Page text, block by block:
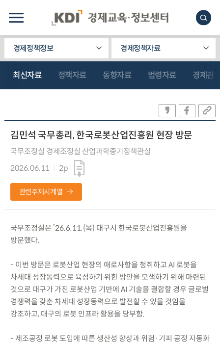
경제정책정보 경제정책자료
최신자료 정책자료 동향자료 법령자료 경제관
김민석 국무총리, 한국로봇산업진흥원 현장 방문
국무조정실 경제조정실 산업과학중기정책관실
2026.06.11
2p
관련주제시계열
국무조정실은 ’26.6.11.(목) 대구시 한국로봇산업진흥원을
방문했다.
- 이번 방문은 로봇산업 현장의 애로사항을 청취하고 AI 로봇을
차세대 성장동력으로 육성하기 위한 방안을 모색하기 위해 마련된
것으로 대구가 가진 로봇산업 기반에 AI 기술을 결합할 경우 글로벌
경쟁력을 갖춘 차세대 성장동력으로 발전할 수 있을 것임을
강조하고, 대구의 로봇 인프라 활용을 당부함.
- 제조공정 로봇 도입에 따른 생산성 향상과 위험·기피 공정 자동화